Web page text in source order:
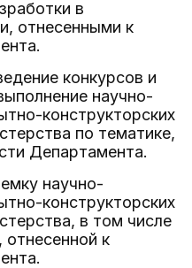
в
отнесенными к
конкурсов и
научно-
конструкторских
по тематике,
Департамента.
научно-
конструкторских
в том числе
к